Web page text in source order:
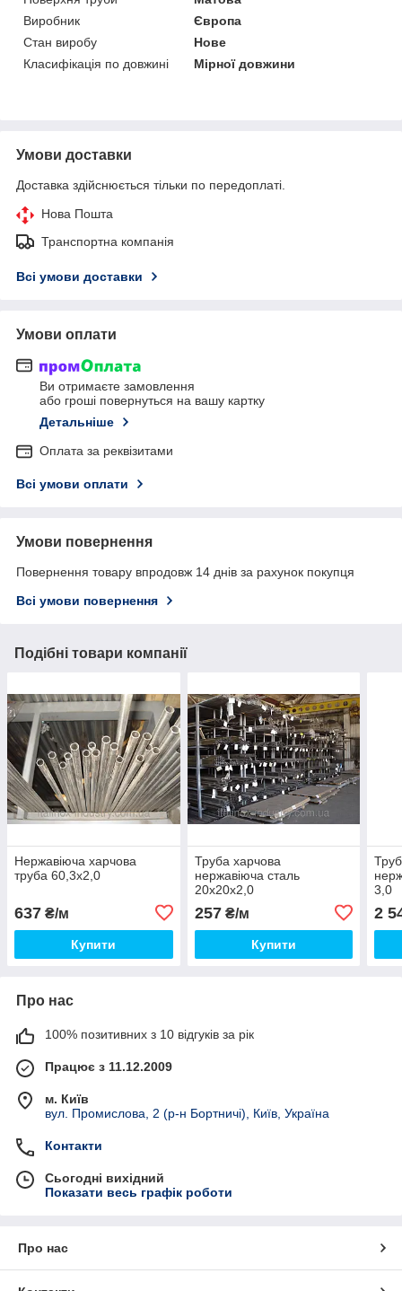
Виробник
Європа
Стан виробу
Нове
Класифікація по довжині
Мірної довжини
Умови доставки
Доставка здійснюється тільки по передоплаті.
Нова Пошта
Транспортна компанія
Всі умови доставки
Умови оплати
Ви отримаєте замовлення
або гроші повернуться на вашу картку
Детальніше
Оплата за реквізитами
Всі умови оплати
Умови повернення
Повернення товару впродовж 14 днів за рахунок покупця
Всі умови повернення
Подібні товари компанії
Нержавіюча харчова
труба 60,3х2,0
637 ₴/м
Купити
Труба харчова
нержавіюча сталь
20х20х2,0
257₴/м
Купити
3,0
2
Про нас
100% позитивних з 10 відгуків за рік
Працює з 11.12.2009
м. Київ
вул. Промислова, 2 (р-н Бортничі), Київ, Україна
Контакти
Сьогодні вихідний
Показати весь графік роботи
Про нас